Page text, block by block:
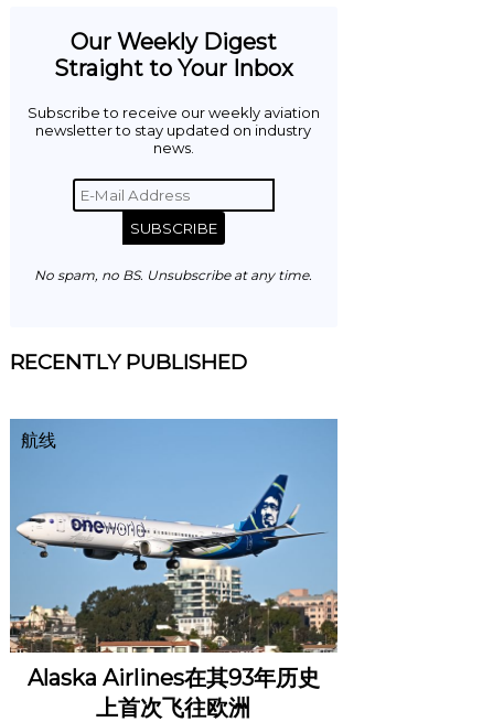
Our Weekly Digest
Straight to Your Inbox
Subscribe to receive our weekly aviation
newsletter to stay updated on industry
news.
SUBSCRIBE
No spam, no BS. Unsubscribe at any time.
RECENTLY PUBLISHED
Alaska Airlines在其93年历史
上首次飞往欧洲
航线